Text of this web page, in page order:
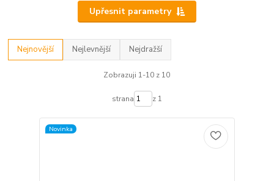
Upřesnit parametry
Nejnovější Nejlevnější Nejdražší
Zobrazuji 1-10 z 10
strana z 1
Novinka